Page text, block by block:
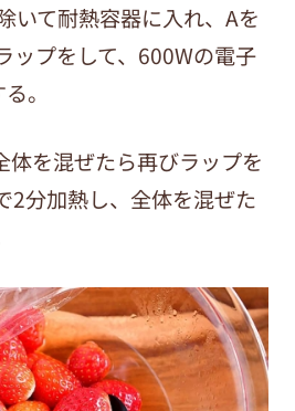
いて耐熱容器に入れ、 Aを
プをして、 600Wの電子
。
体を混ぜたら再びラップを
2分加熱し、全体を混ぜた